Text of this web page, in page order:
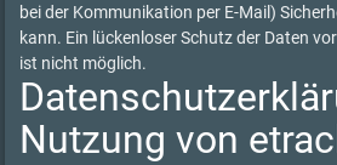
bei der Kommunikation per E-Mail)
kann. Ein lückenloser Schutz der Daten
ist nicht möglich.
Nutzung von